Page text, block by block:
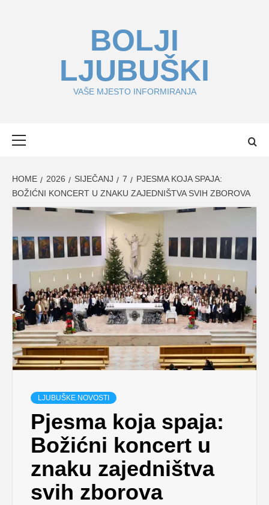
BOLJI
LJUBUŠKI
VAŠE MJESTO INFORMIRANJA
HOME 2026 SIJEČANJ 7
PJESMA KOJA SPAJA:
BOŽIĆNI KONCERT U ZNAKU ZAJEDNIŠTVA SVIH ZBOROVA
LJUBUŠKE NOVOSTI
Pjesma koja spaja:
Božićni koncert u
znaku zajedništva
svih zborova